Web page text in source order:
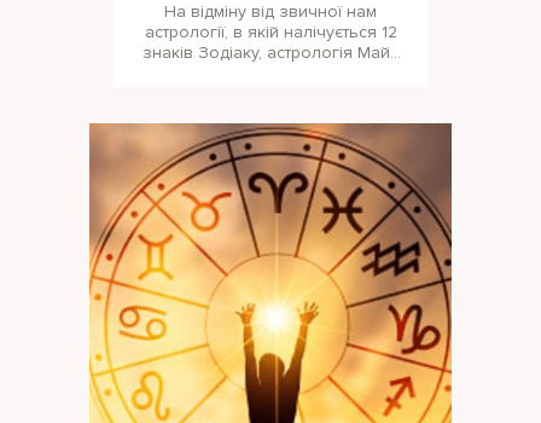
На відміну від звичної нам
астрології, в якій налічується 12
знаків Зодіаку, астрологія Майя